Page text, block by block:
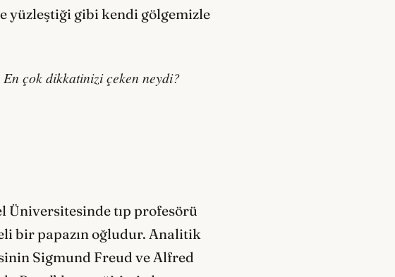
yüzleştiği gibi kendi gölgemizle
En çok dikkatinizi çeken neydi?
Üniversitesinde tıp profesörü
bir papazın oğludur. Analitik
Sigmund Freud ve Alfred